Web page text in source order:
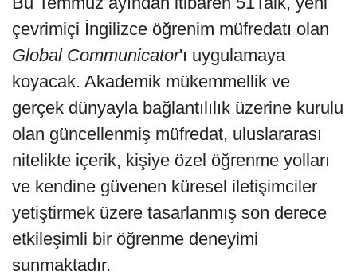
çevrimiçi İngilizce öğrenim müfredatı olan
Global Communicator'ı uygulamaya
koyacak. Akademik mükemmellik ve
gerçek dünyayla bağlantılılık üzerine kurulu
olan güncellenmiş müfredat, uluslararası
nitelikte içerik, kişiye özel öğrenme yolları
ve kendine güvenen küresel iletişimciler
yetiştirmek üzere tasarlanmış son derece
etkileşimli bir öğrenme deneyimi
sunmaktadır.